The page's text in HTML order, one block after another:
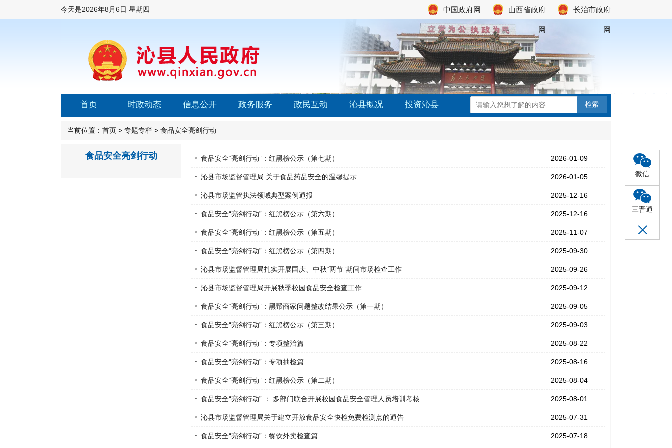
微信
三晋通
今天是2026年8月6日 星期四 中国政府网 山西省政府
网
长治市政府
网
首页 时政动态 信息公开 政务服务 政民互动 沁县概况 投资沁县
当前位置： 首页 > 专题专栏 > 食品安全亮剑行动
食品安全亮剑行动 食品安全“亮剑行动”：红黑榜公示（第七期） 2026-01-09
沁县市场监督管理局 关于食品药品安全的温馨提示 2026-01-05
沁县市场监管执法领域典型案例通报 2025-12-16
食品安全“亮剑行动”：红黑榜公示（第六期） 2025-12-16
食品安全“亮剑行动”：红黑榜公示（第五期） 2025-11-07
食品安全“亮剑行动”：红黑榜公示（第四期） 2025-09-30
沁县市场监督管理局扎实开展国庆、中秋“两节”期间市场检查工作 2025-09-26
沁县市场监督管理局开展秋季校园食品安全检查工作 2025-09-12
食品安全“亮剑行动”：黑帮商家问题整改结果公示（第一期） 2025-09-05
食品安全“亮剑行动”：红黑榜公示（第三期） 2025-09-03
食品安全“亮剑行动”：专项整治篇 2025-08-22
食品安全“亮剑行动”：专项抽检篇 2025-08-16
食品安全“亮剑行动”：红黑榜公示（第二期） 2025-08-04
食品安全“亮剑行动” ： 多部门联合开展校园食品安全管理人员培训考核 2025-08-01
沁县市场监督管理局关于建立开放食品安全快检免费检测点的通告 2025-07-31
食品安全“亮剑行动”：餐饮外卖检查篇 2025-07-18